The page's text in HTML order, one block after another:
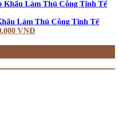
Làm Thủ Công Tinh Tế
VNĐ